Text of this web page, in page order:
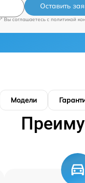
Оставить
Вы соглашаетесь c политикой
Модели